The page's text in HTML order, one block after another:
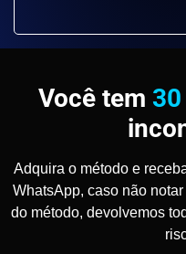
Você tem
Adquira o método e
WhatsApp, caso não
do método, devolvemos